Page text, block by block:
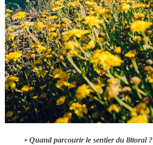
• Quand parcourir le sentier du littoral ?